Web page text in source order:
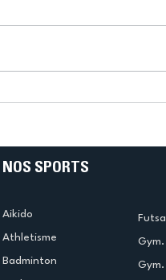
NOS SPORTS
Aikido
Athletisme
Badminton